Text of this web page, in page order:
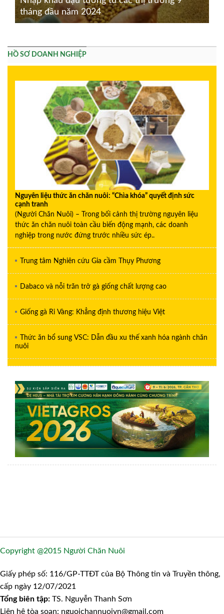
tháng đầu năm 2024
HỒ SƠ DOANH NGHIỆP
Nguyên liệu thức ăn chăn nuôi: “Chìa khóa” quyết định sức
cạnh tranh
(Người Chăn Nuôi) – Trong bối cảnh thị trường nguyên liệu
thức ăn chăn nuôi toàn cầu biến động mạnh, các doanh
nghiệp trong nước đứng trước nhiều sức ép..
Trung tâm Nghiên cứu Gia cầm Thụy Phương
Dabaco và nỗi trăn trở gà giống chất lượng cao
Giống gà Ri Vàng: Khẳng định thương hiệu Việt
Thức ăn bổ sung VSC: Dẫn đầu xu thế xanh hóa ngành chăn
nuôi
Copyright @2015 Người Chăn Nuôi
Giấy phép số: 116/GP-TTĐT của Bộ Thông tin và Truyền thông,
cấp ngày 12/07/2021
Tổng biên tập: TS. Nguyễn Thanh Sơn
Liên hệ tòa soạn: nguoichannuoivn@gmail.com